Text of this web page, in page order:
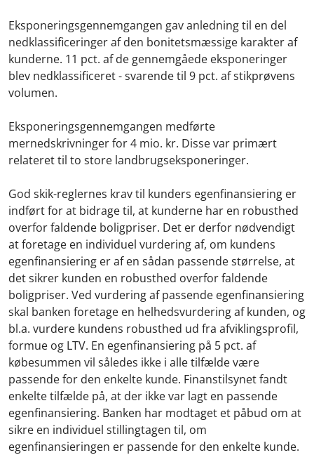
Eksponeringsgennemgangen gav anledning til en del
nedklassificeringer af den bonitetsmæssige karakter af
kunderne. 11 pct. af de gennemgåede eksponeringer
blev nedklassificeret - svarende til 9 pct. af stikprøvens
volumen.
Eksponeringsgennemgangen medførte
mernedskrivninger for 4 mio. kr. Disse var primært
relateret til to store landbrugseksponeringer.
God skik-reglernes krav til kunders egenfinansiering er
indført for at bidrage til, at kunderne har en robusthed
overfor faldende boligpriser. Det er derfor nødvendigt
at foretage en individuel vurdering af, om kundens
egenfinansiering er af en sådan passende størrelse, at
det sikrer kunden en robusthed overfor faldende
boligpriser. Ved vurdering af passende egenfinansiering
skal banken foretage en helhedsvurdering af kunden, og
bl.a. vurdere kundens robusthed ud fra afviklingsprofil,
formue og LTV. En egenfinansiering på 5 pct. af
købesummen vil således ikke i alle tilfælde være
passende for den enkelte kunde. Finanstilsynet fandt
enkelte tilfælde på, at der ikke var lagt en passende
egenfinansiering. Banken har modtaget et påbud om at
sikre en individuel stillingtagen til, om
egenfinansieringen er passende for den enkelte kunde.